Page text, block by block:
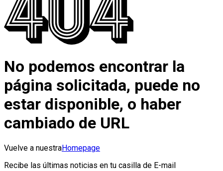
No podemos encontrar la
página solicitada, puede no
estar disponible, o haber
cambiado de URL
Vuelve a nuestraHomepage
Recibe las últimas noticias en tu casilla de E-mail